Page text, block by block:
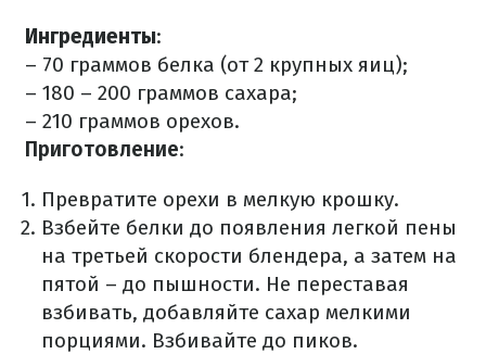
Ингредиенты:
– 70 граммов белка (от 2 крупных яиц);
– 180 – 200 граммов сахара;
– 210 граммов орехов.
Приготовление:
Превратите орехи в мелкую крошку.
Взбейте белки до появления легкой пены
на третьей скорости блендера, а затем на
пятой – до пышности. Не переставая
взбивать, добавляйте сахар мелкими
порциями. Взбивайте до пиков.